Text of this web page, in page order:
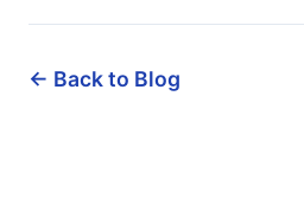
← Back to Blog